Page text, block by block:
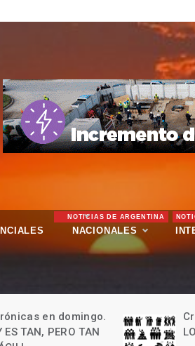
NACIONALES
NOTICIAS DE ARGENTINA
en domingo.
MODELOS